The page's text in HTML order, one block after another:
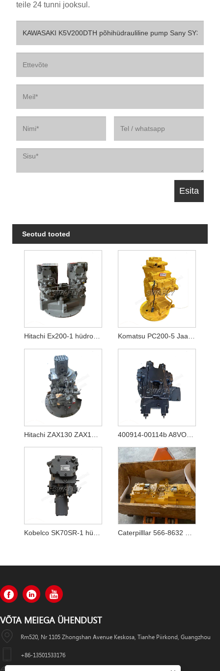
teile 24 tunni jooksul.
Seotud tooted
VÕTA MEIEGA ÜHENDUST
Rm520, Nr 1105 Zhongshan Avenue Keskosa, Tianhe Piirkond, Guangzhou
+86-13501533176